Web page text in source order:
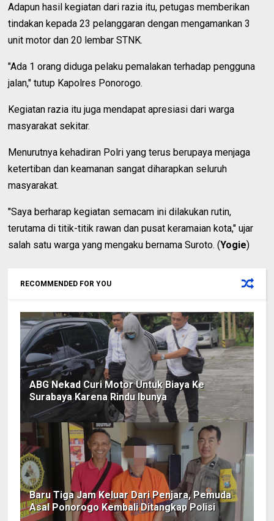
Adapun hasil kegiatan dari razia itu, petugas memberikan
tindakan kepada 23 pelanggaran dengan mengamankan 3
unit motor dan 20 lembar STNK.
"Ada 1 orang diduga pelaku pemalakan terhadap pengguna
jalan," tutup Kapolres Ponorogo.
Kegiatan razia itu juga mendapat apresiasi dari warga
masyarakat sekitar.
Menurutnya kehadiran Polri yang terus berupaya menjaga
ketertiban dan keamanan sangat diharapkan seluruh
masyarakat.
"Saya berharap kegiatan semacam ini dilakukan rutin,
terutama di titik-titik rawan dan pusat keramaian kota," ujar
salah satu warga yang mengaku bernama Suroto. (Yogie)
RECOMMENDED FOR YOU
ABG Nekad Curi Motor Untuk Biaya Ke
Surabaya Karena Rindu Ibunya
Baru Tiga Jam Keluar Dari Penjara, Pemuda
Asal Ponorogo Kembali Ditangkap Polisi